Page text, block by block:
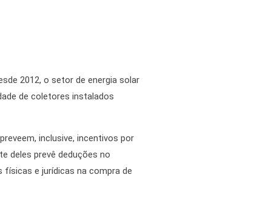
2012, o setor de energia solar
de coletores instalados
inclusive, incentivos por
deles prevê deduções no
físicas e jurídicas na compra de